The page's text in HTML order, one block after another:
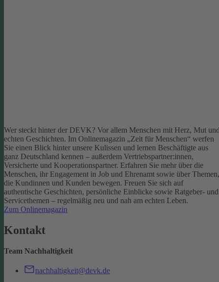
Wer steckt hinter der DEVK? Vor allem Menschen mit Herz, Mut
echten Geschichten. Im Onlinemagazin „Zeit für Menschen“ werfen
Sie einen Blick hinter unsere Kulissen und lernen Beschäftigte aus
ganz Deutschland kennen – außerdem Vertriebspartner:innen,
Versicherte und Kooperationspartner. Erfahren Sie mehr über die
Menschen, ihr Engagement in Job und Ehrenamt sowie über Themen,
die Kundinnen und Kunden bewegen. Freuen Sie sich auf
authentische Geschichten, persönliche Einblicke sowie Ratgeber- und
Servicethemen – regelmäßig neu und nah am echten Leben.
Zum Onlinemagazin
Kontakt
Team Nachhaltigkeit
nachhaltigkeit@devk.de